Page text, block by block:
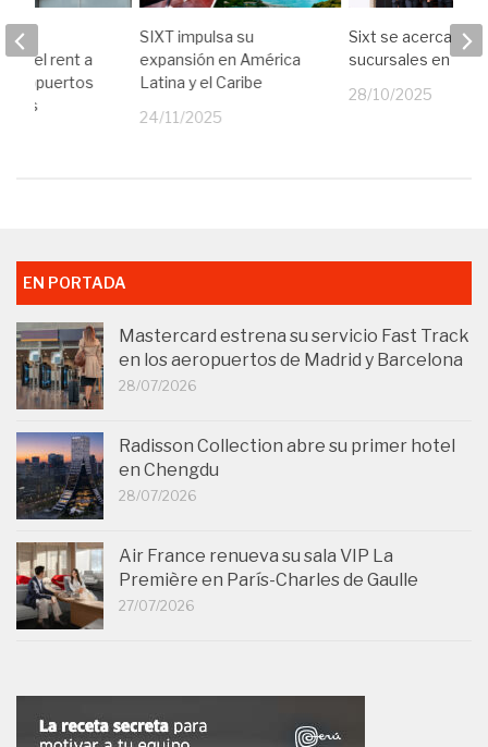
SIXT impulsa su
expansión en América
Latina y el Caribe
24/11/2025
Sixt se acerca a
sucursales en
28/10/2025
del rent a
aeropuertos
EN PORTADA
Mastercard estrena su servicio Fast Track
en los aeropuertos de Madrid y Barcelona
28/07/2026
Radisson Collection abre su primer hotel
en Chengdu
28/07/2026
Air France renueva su sala VIP La
Première en París-Charles de Gaulle
27/07/2026